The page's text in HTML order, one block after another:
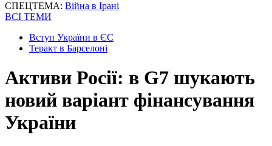
СПЕЦТЕМА: Війна в Ірані
ВСІ ТЕМИ
Вступ України в ЄС
Теракт в Барселоні
Активи Росії: в G7 шукають
новий варіант фінансування
України